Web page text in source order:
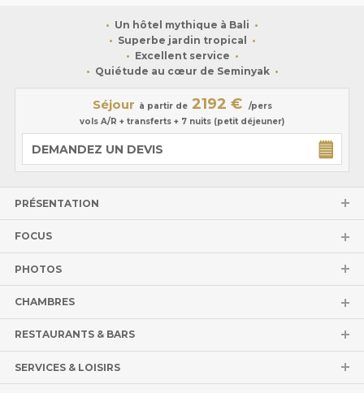
Un hôtel mythique à Bali
Superbe jardin tropical
Excellent service
Quiétude au cœur de Seminyak
Séjour à partir de 2192 €
/pers
vols A/R + transferts + 7 nuits (petit déjeuner)
DEMANDEZ UN DEVIS
PRÉSENTATION
FOCUS
PHOTOS
CHAMBRES
RESTAURANTS & BARS
SERVICES & LOISIRS